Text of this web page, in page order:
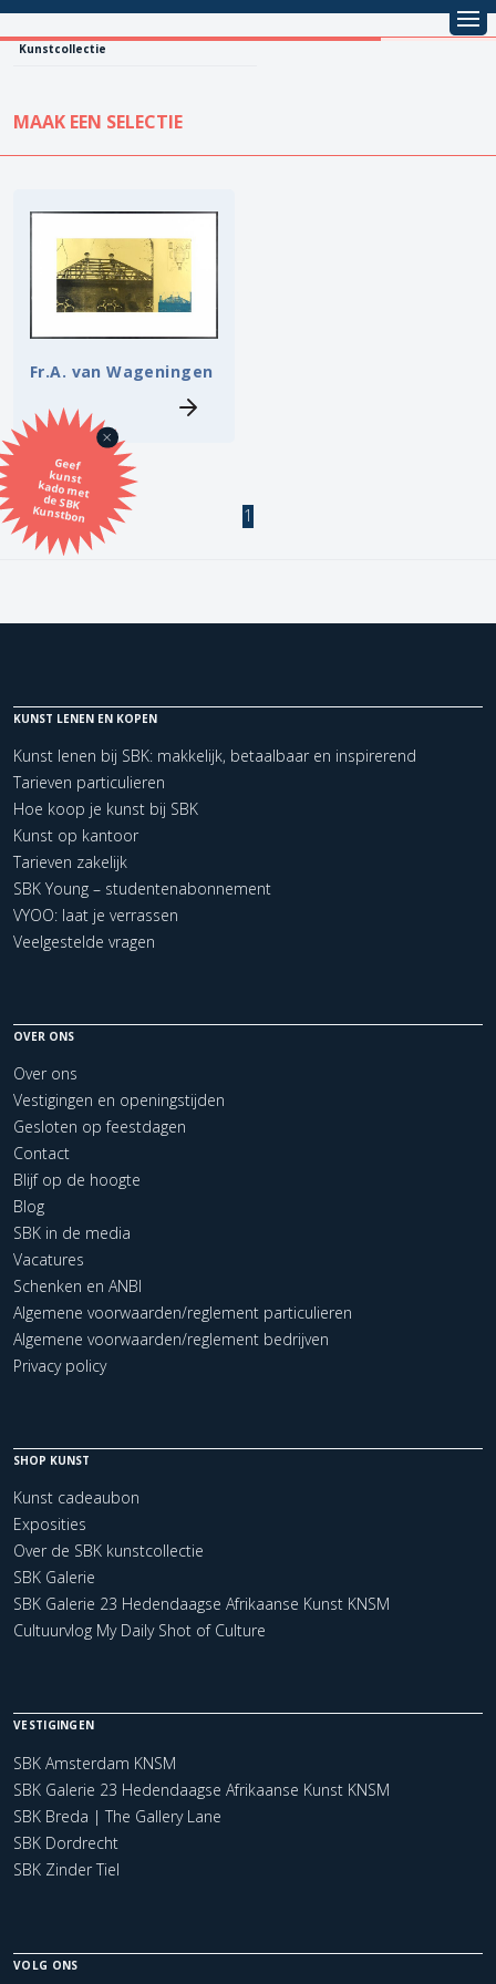
Kunstcollectie
Geef
kunst
kado met
de SBK
Kunstbon
MAAK EEN SELECTIE
KUNSTCOLLECTIE
Alle kunstwerken
Vestiging
Onderwerp
Techniek
Kunstenaar
Kerncollectie
1 items. Pagina: 1
Fr.A. van Wageningen
1
KUNST LENEN EN KOPEN
Kunst lenen bij SBK: makkelijk, betaalbaar en inspirerend
Tarieven particulieren
Hoe koop je kunst bij SBK
Kunst op kantoor
Tarieven zakelijk
SBK Young – studentenabonnement
VYOO: laat je verrassen
Veelgestelde vragen
OVER ONS
Over ons
Vestigingen en openingstijden
Gesloten op feestdagen
Contact
Blijf op de hoogte
Blog
SBK in de media
Vacatures
Schenken en ANBI
Algemene voorwaarden/reglement particulieren
Algemene voorwaarden/reglement bedrijven
Privacy policy
SHOP KUNST
Kunst cadeaubon
Exposities
Over de SBK kunstcollectie
SBK Galerie
SBK Galerie 23 Hedendaagse Afrikaanse Kunst KNSM
Cultuurvlog My Daily Shot of Culture
VESTIGINGEN
SBK Amsterdam KNSM
SBK Galerie 23 Hedendaagse Afrikaanse Kunst KNSM
SBK Breda | The Gallery Lane
SBK Dordrecht
SBK Zinder Tiel
VOLG ONS